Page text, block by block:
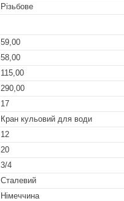
Різьбове
59,00
58,00
115,00
290,00
17
Кран кульовий для води
12
20
3/4
Сталевий
Німеччина